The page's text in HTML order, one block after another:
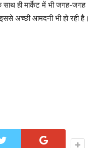
साथ ही मार्केट में भी जगह-जगह
अच्छी आमदनी भी हो रही है।